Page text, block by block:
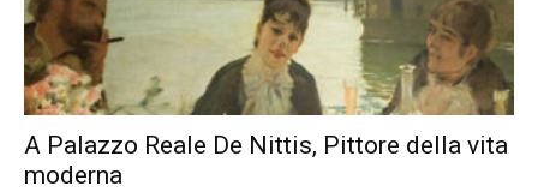
A Palazzo Reale De Nittis, Pittore della vita
moderna